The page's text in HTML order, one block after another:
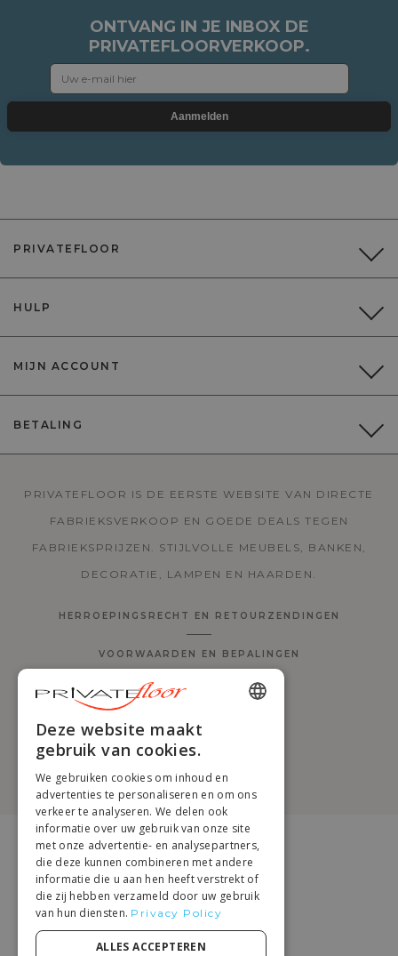
ONTVANG IN JE INBOX DE
PRIVATEFLOORVERKOOP.
Aanmelden
PRIVATEFLOOR
HULP
MIJN ACCOUNT
BETALING
PRIVATEFLOOR IS DE EERSTE WEBSITE VAN DIRECTE
FABRIEKSVERKOOP EN GOEDE DEALS TEGEN
FABRIEKSPRIJZEN. STIJLVOLLE MEUBELS, BANKEN,
DECORATIE, LAMPEN EN HAARDEN.
HERROEPINGSRECHT EN RETOURZENDINGEN
VOORWAARDEN EN BEPALINGEN
PRIVACYBELEID
MIJN COOKIES BEHEREN
ENGLISH
FRENCH
DUTCH
GERMAN
ITALIAN
PORTUGUESE
SPANISH
Deze website maakt
gebruik van cookies.
We gebruiken cookies om inhoud en
advertenties te personaliseren en om ons
verkeer te analyseren. We delen ook
informatie over uw gebruik van onze site
met onze advertentie- en analysepartners,
die deze kunnen combineren met andere
informatie die u aan hen heeft verstrekt of
die zij hebben verzameld door uw gebruik
van hun diensten. Privacy Policy
ALLES ACCEPTEREN